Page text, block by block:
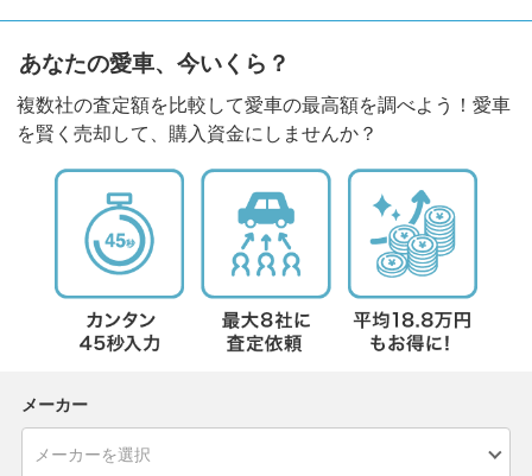
あなたの愛車、今いくら？
複数社の査定額を比較して愛車の最高額を調べよう！愛車
を賢く売却して、購入資金にしませんか？
メーカー